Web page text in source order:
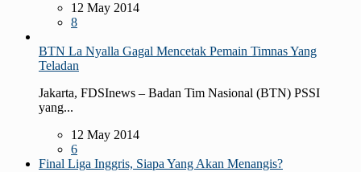
12 May 2014
8
BTN La Nyalla Gagal Mencetak Pemain Timnas Yang
Teladan
Jakarta, FDSInews – Badan Tim Nasional (BTN) PSSI
yang...
12 May 2014
6
Final Liga Inggris, Siapa Yang Akan Menangis?